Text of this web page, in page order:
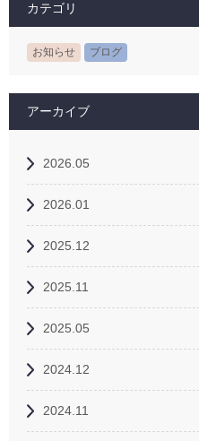
カテゴリ
お知らせ ブログ
アーカイブ
2026.05
2026.01
2025.12
2025.11
2025.05
2024.12
2024.11